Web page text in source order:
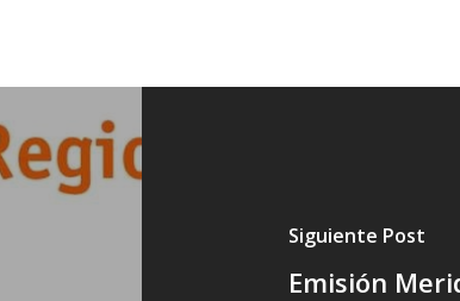
Siguiente Post
Emisión